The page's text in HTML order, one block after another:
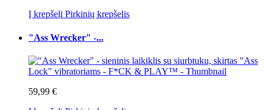
Į krepšelį Pirkinių krepšelis
"Ass Wrecker" -...
59,99 €